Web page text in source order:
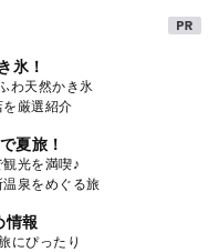
氷！
わ天然かき氷
厳選紹介
夏旅！
光を満喫♪
泉をめぐる旅
情報
にぴったり